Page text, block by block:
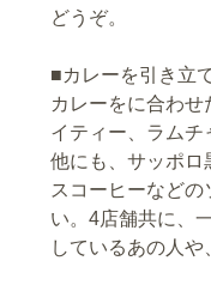
どうぞ。
■カレーを引き立
カレーをに合わ
イティー、ラムチ
他にも、サッポロ
スコーヒーなど
い。4店舗共に、
しているあの人